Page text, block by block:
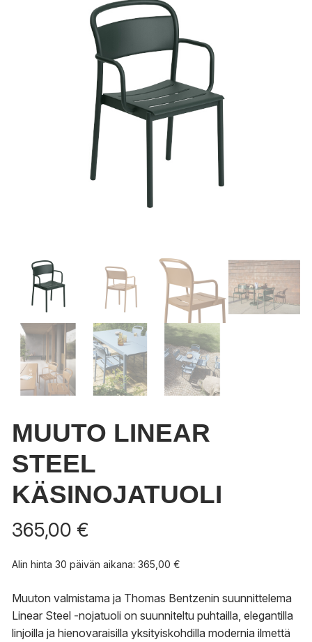
MUUTO LINEAR
STEEL
KÄSINOJATUOLI
365,00 €
Alin hinta 30 päivän aikana: 365,00 €
Muuton valmistama ja Thomas Bentzenin suunnittelema
Linear Steel -nojatuoli on suunniteltu puhtailla, elegantilla
linjoilla ja hienovaraisilla yksityiskohdilla modernia ilmettä